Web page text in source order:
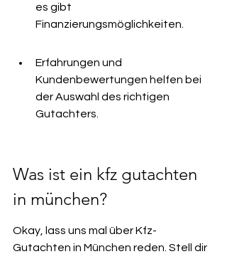
es gibt
Finanzierungsmöglichkeiten.
Erfahrungen und
Kundenbewertungen helfen bei
der Auswahl des richtigen
Gutachters.
Was ist ein kfz gutachten
in münchen?
Okay, lass uns mal über Kfz-
Gutachten in München reden. Stell dir